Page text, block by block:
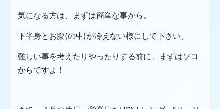
気になる方は、まずは簡単な事から。
下半身とお腹(の中)が冷えない様にして下さい。
難しい事を考えたりやったりする前に、まずはソコ
からですよ！